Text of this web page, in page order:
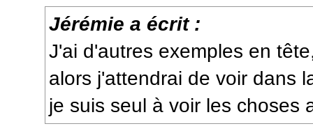
Jérémie a écrit :
J'ai d'autres exemples en
alors j'attendrai de voir dans
je suis seul à voir les choses